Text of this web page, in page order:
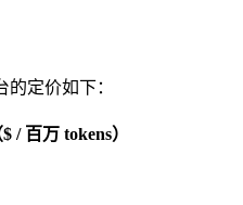
的定价如下：
/ 百万 tokens）